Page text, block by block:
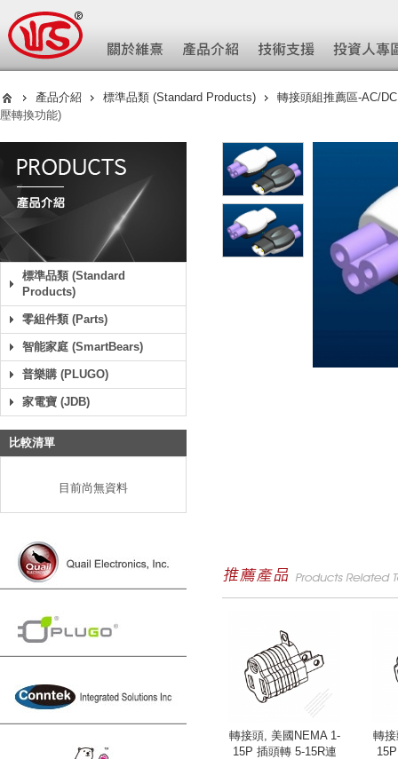
產品介紹 標準品類 (Standard Products)
轉接頭組推薦區-AC/
壓轉換功能)
標準品類 (Standard
Products)
零組件類 (Parts)
智能家庭 (SmartBears)
普樂購 (PLUGO)
家電寶 (JDB)
比較清單
目前尚無資料
轉接頭, 美國NEMA 1-
15P 插頭轉 5-15R連
轉